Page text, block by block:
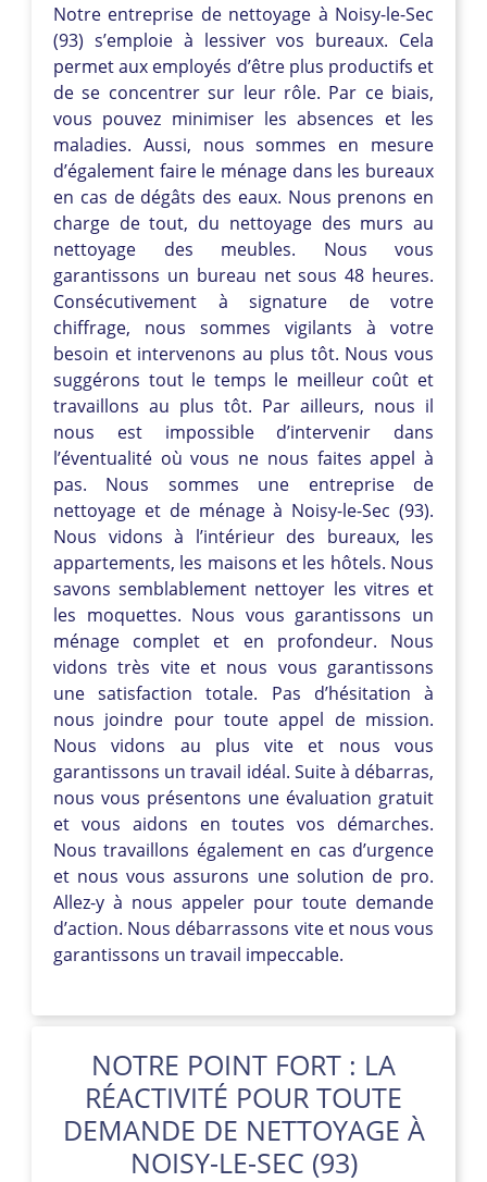
Notre entreprise de nettoyage à Noisy-le-Sec
(93) s’emploie à lessiver vos bureaux. Cela
permet aux employés d’être plus productifs et
de se concentrer sur leur rôle. Par ce biais,
vous pouvez minimiser les absences et les
maladies. Aussi, nous sommes en mesure
d’également faire le ménage dans les bureaux
en cas de dégâts des eaux. Nous prenons en
charge de tout, du nettoyage des murs au
nettoyage des meubles. Nous vous
garantissons un bureau net sous 48 heures.
Consécutivement à signature de votre
chiffrage, nous sommes vigilants à votre
besoin et intervenons au plus tôt. Nous vous
suggérons tout le temps le meilleur coût et
travaillons au plus tôt. Par ailleurs, nous il
nous est impossible d’intervenir dans
l’éventualité où vous ne nous faites appel à
pas. Nous sommes une entreprise de
nettoyage et de ménage à Noisy-le-Sec (93).
Nous vidons à l’intérieur des bureaux, les
appartements, les maisons et les hôtels. Nous
savons semblablement nettoyer les vitres et
les moquettes. Nous vous garantissons un
ménage complet et en profondeur. Nous
vidons très vite et nous vous garantissons
une satisfaction totale. Pas d’hésitation à
nous joindre pour toute appel de mission.
Nous vidons au plus vite et nous vous
garantissons un travail idéal. Suite à débarras,
nous vous présentons une évaluation gratuit
et vous aidons en toutes vos démarches.
Nous travaillons également en cas d’urgence
et nous vous assurons une solution de pro.
Allez-y à nous appeler pour toute demande
d’action. Nous débarrassons vite et nous vous
garantissons un travail impeccable.
NOTRE POINT FORT : LA
RÉACTIVITÉ POUR TOUTE
DEMANDE DE NETTOYAGE À
NOISY-LE-SEC (93)